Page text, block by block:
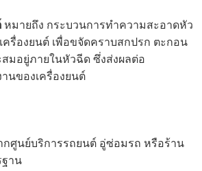
หมายถึง กระบวนการทำความสะอาดหัว
ครื่องยนต์ เพื่อขจัดคราบสกปรก ตะกอน
มอยู่ภายในหัวฉีด ซึ่งส่งผลต่อ
นของเครื่องยนต์
กศูนย์บริการรถยนต์ อู่ซ่อมรถ หรือร้าน
าน